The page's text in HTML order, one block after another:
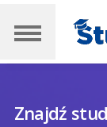
Znajdź